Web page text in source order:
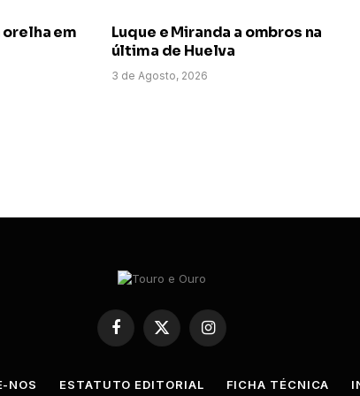
em
Luque e Miranda a ombros na
última de Huelva
3 de Agosto, 2026
Facebook
X
(Twitter)
Instagram
NOS ESTATUTO EDITORIAL FICHA TÉCNICA